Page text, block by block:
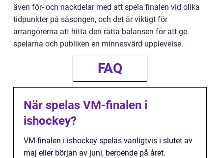
även för- och nackdelar med att spela finalen vid olika
tidpunkter på säsongen, och det är viktigt för
arrangörerna att hitta den rätta balansen för att ge
spelarna och publiken en minnesvärd upplevelse.
FAQ
När spelas VM-finalen i
ishockey?
VM-finalen i ishockey spelas vanligtvis i slutet av
maj eller början av juni, beroende på året.